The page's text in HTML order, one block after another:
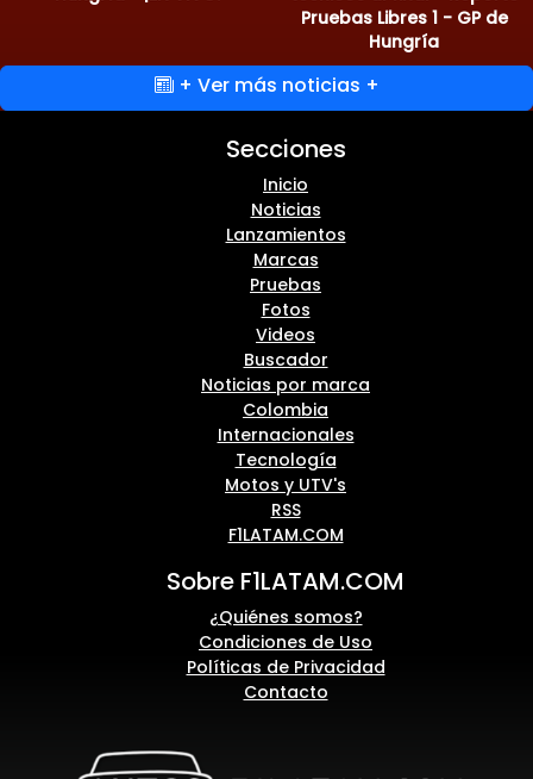
Pruebas Libres 1 - GP de
Hungría
+ Ver más noticias +
Secciones
Inicio
Noticias
Lanzamientos
Marcas
Pruebas
Fotos
Videos
Buscador
Noticias por marca
Colombia
Internacionales
Tecnología
Motos y UTV's
RSS
F1LATAM.COM
Sobre F1LATAM.COM
¿Quiénes somos?
Condiciones de Uso
Políticas de Privacidad
Contacto